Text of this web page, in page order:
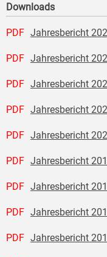
Downloads
PDF Jahresbericht
PDF Jahresbericht
PDF Jahresbericht
PDF Jahresbericht
PDF Jahresbericht
PDF Jahresbericht
PDF Jahresbericht
PDF Jahresbericht
PDF Jahresbericht